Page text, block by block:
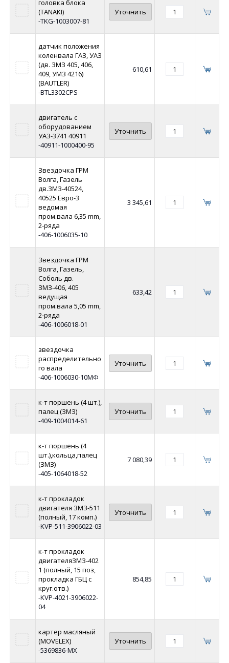
головка блока
(TANAKI)
-TKG-1003007-81
Уточнить
датчик положения
коленвала ГАЗ, УАЗ
(дв. ЗМЗ 405, 406,
409, УМЗ 4216)
(BAUTLER)
-BTL3302CPS
610,61
двигатель с
оборудованием
УАЗ-3741 40911
-40911-1000400-95
Уточнить
Звездочка ГРМ
Волга, Газель
дв.ЗМЗ-40524,
40525 Евро-3
ведомая
пром.вала 6,35 mm,
2-ряда
-406-1006035-10
3 345,61
Звездочка ГРМ
Волга, Газель,
Соболь дв.
ЗМЗ-406, 405
ведущая
пром.вала 5,05 mm,
2-ряда
-406-1006018-01
633,42
звездочка
распределительно
го вала
-406-1006030-10МФ
Уточнить
к-т поршень (4 шт.),
палец (ЗМЗ)
-409-1004014-61
Уточнить
к-т поршень (4
шт.),кольца,палец
(ЗМЗ)
-405-1064018-52
7 080,39
к-т прокладок
двигателя ЗМЗ-511
(полный, 17 комп.)
-KVP-511-3906022-03
Уточнить
к-т прокладок
двигателяЗМЗ-402
1 (полный, 15 поз,
прокладка ГБЦ с
круг.отв.)
-KVP-4021-3906022-
04
854,85
картер масляный
(MOVELEX)
-5369836-MX
Уточнить